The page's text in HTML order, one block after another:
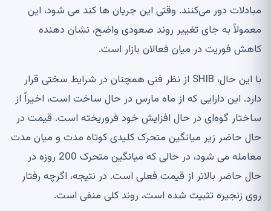
مبادلات دور می‌کنند. وقتی این جریان ها کند می شود، این
معمولاً به جای تغییر روند صعودی واضح، نشان دهنده
کاهش فوریت در میان فعالان بازار است.
با این حال، SHIB از نظر فنی همچنان در شرایط سختی قرار
دارد. این دارایی که از ماه مارس در حال ساخت است، اخیراً از
ساختار گوه‌ای در حال افزایش خود فروریخته است. قیمت در
حال حاضر زیر میانگین متحرک کلیدی کوتاه مدت و میان مدت
معامله می شود، در حالی که میانگین متحرک 200 روزه در
حال حاضر بالاتر از قیمت فعلی است. در نتیجه، اگرچه رفتار
روی زنجیره تثبیت شده است، روند کلی منفی است.